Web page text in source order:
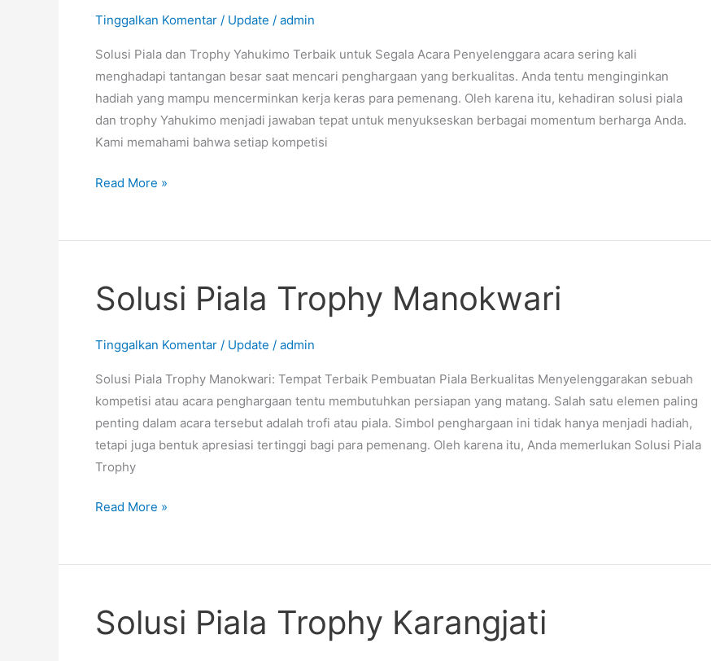
Tinggalkan Komentar / Update / admin
Solusi Piala dan Trophy Yahukimo Terbaik untuk Segala Acara Penyelenggara acara sering kali
menghadapi tantangan besar saat mencari penghargaan yang berkualitas. Anda tentu menginginkan
hadiah yang mampu mencerminkan kerja keras para pemenang. Oleh karena itu, kehadiran solusi piala
dan trophy Yahukimo menjadi jawaban tepat untuk menyukseskan berbagai momentum berharga Anda.
Kami memahami bahwa setiap kompetisi
trophy
Yahukimo
Read More »
Solusi Piala Trophy Manokwari
Tinggalkan Komentar / Update / admin
Solusi Piala Trophy Manokwari: Tempat Terbaik Pembuatan Piala Berkualitas Menyelenggarakan sebuah
kompetisi atau acara penghargaan tentu membutuhkan persiapan yang matang. Salah satu elemen paling
penting dalam acara tersebut adalah trofi atau piala. Simbol penghargaan ini tidak hanya menjadi hadiah,
tetapi juga bentuk apresiasi tertinggi bagi para pemenang. Oleh karena itu, Anda memerlukan Solusi Piala
Trophy
Solusi
Piala
Manokwari
Read More »
Solusi Piala Trophy Karangjati
Solusi
Piala